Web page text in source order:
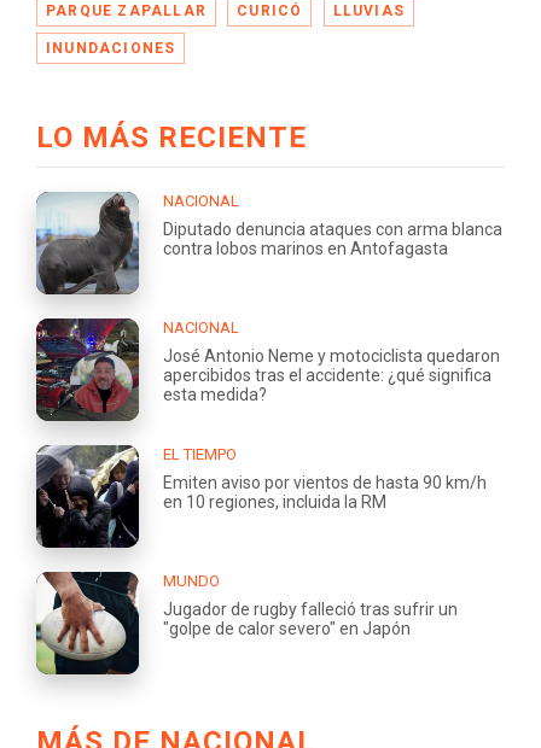
PARQUE ZAPALLAR CURICÓ LLUVIAS
INUNDACIONES
LO MÁS RECIENTE
NACIONAL
Diputado denuncia ataques con arma blanca
contra lobos marinos en Antofagasta
NACIONAL
José Antonio Neme y motociclista quedaron
apercibidos tras el accidente: ¿qué significa
esta medida?
EL TIEMPO
Emiten aviso por vientos de hasta 90 km/h
en 10 regiones, incluida la RM
MUNDO
Jugador de rugby falleció tras sufrir un
"golpe de calor severo" en Japón